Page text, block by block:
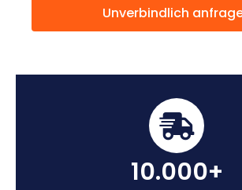
Unverbindlich
10.000+